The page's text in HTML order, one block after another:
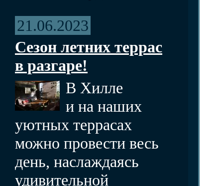
21.06.2023
Сезон летних террас
в разгаре!
В Хилле
и на наших
уютных террасах
можно провести весь
день, наслаждаясь
удивительной